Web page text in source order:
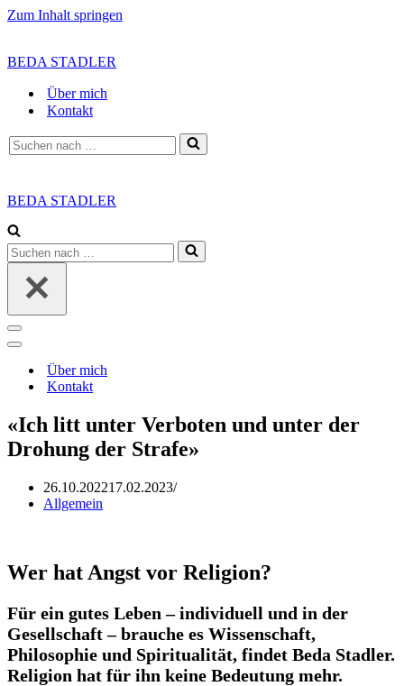
Zum Inhalt springen
BEDA STADLER
Über mich
Kontakt
Suchen
nach …
BEDA STADLER
Suchen
nach …
Navigationsmenü
Navigationsmenü
Über mich
Kontakt
«Ich litt unter Verboten und unter der
Drohung der Strafe»
26.10.202217.02.2023
Allgemein
Wer hat Angst vor Religion?
Für ein gutes Leben – individuell und in der
Gesellschaft – brauche es Wissenschaft,
Philosophie und Spiritualität, findet Beda Stadler.
Religion hat für ihn keine Bedeutung mehr.